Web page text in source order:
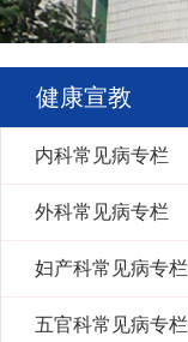
健康宣教
内科常见病专栏
外科常见病专栏
妇产科常见病专栏
五官科常见病专栏